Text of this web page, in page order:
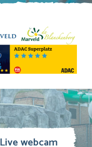
Live webcam